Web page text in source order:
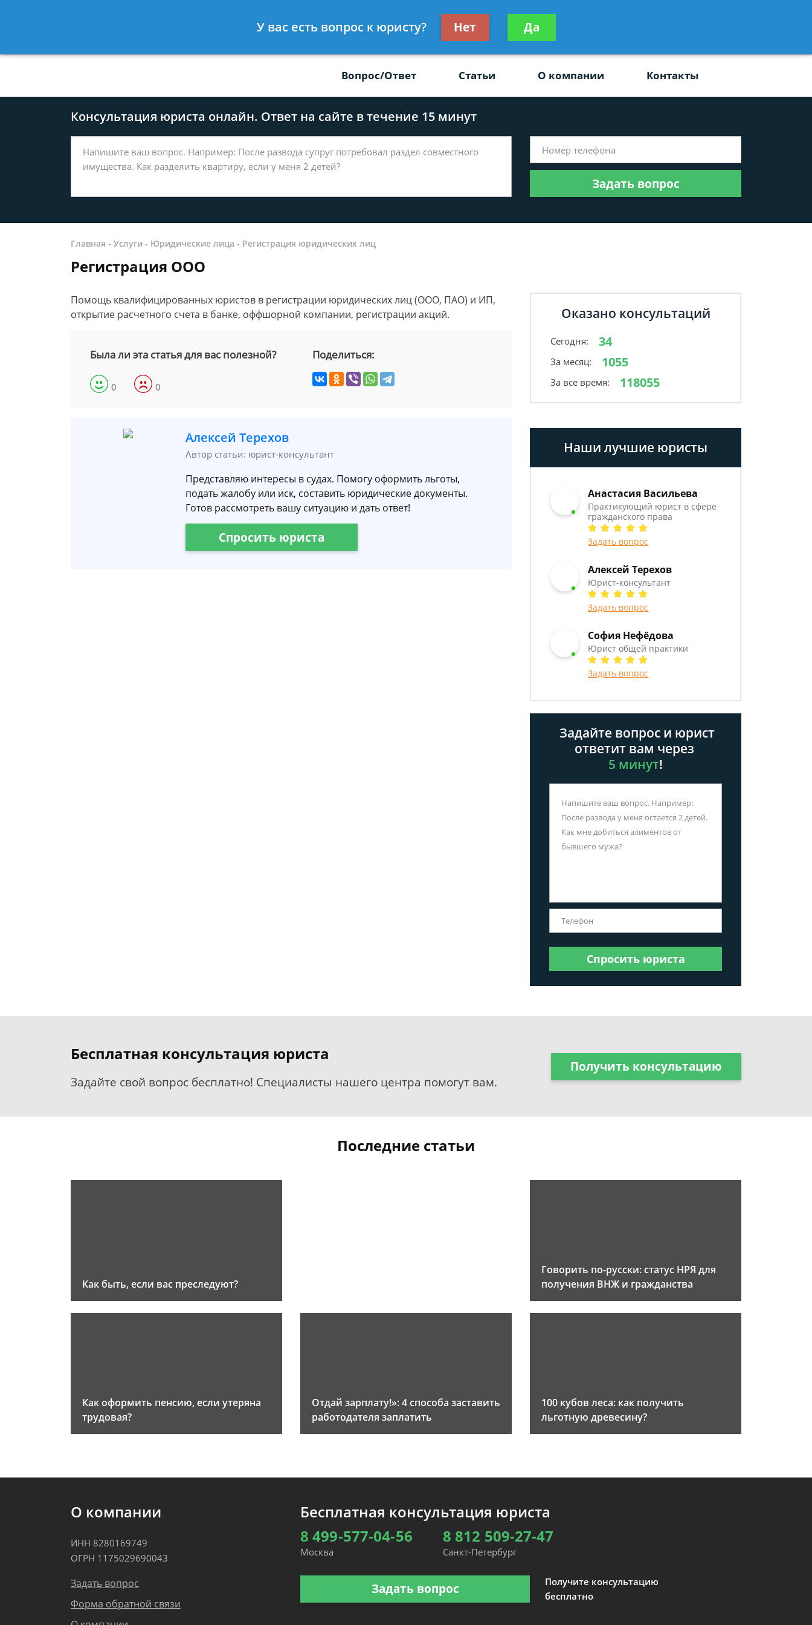
8 812 509-27-47
Получите консультацию
бесплатно
Вопрос/Ответ Статьи О компании Контакты
Консультация юриста онлайн. Ответ на сайте в течение 15 минут
Задать вопрос
Главная - Услуги - Юридические лица - Регистрация юридических лиц
Регистрация ООО
Помощь квалифицированных юристов в регистрации юридических лиц (ООО, ПАО) и ИП,
открытие расчетного счета в банке, оффшорной компании, регистрации акций.
Была ли эта статья для вас полезной?
0 0
Поделиться:
Алексей Терехов
Автор статьи: юрист-консультант
Представляю интересы в судах. Помогу оформить льготы,
подать жалобу или иск, составить юридические документы.
Готов рассмотреть вашу ситуацию и дать ответ!
Спросить юриста
Оказано консультаций
Сегодня: 34
За месяц: 1055
За все время: 118055
Наши лучшие юристы
Анастасия Васильева
Практикующий юрист в сфере
гражданского права
Задать вопрос
Алексей Терехов
Юрист-консультант
Задать вопрос
София Нефёдова
Юрист общей практики
Задать вопрос
Задайте вопрос и юрист
ответит вам через
5 минут!
Спросить юриста
Бесплатная консультация юриста
Задайте свой вопрос бесплатно! Специалисты нашего центра помогут вам.
Получить консультацию
Последние статьи
Как быть, если вас преследуют?
Говорить по-русски: статус НРЯ для
получения ВНЖ и гражданства
Как оформить пенсию, если утеряна
трудовая?
Отдай зарплату!»: 4 способа заставить
работодателя заплатить
100 кубов леса: как получить
льготную древесину?
О компании
ИНН 8280169749
ОГРН 1175029690043
Задать вопрос
Форма обратной связи
Бесплатная консультация юриста
8 499-577-04-56
Москва
8 812 509-27-47
Санкт-Петербург
Задать вопрос
Получите консультацию
бесплатно
У вас есть вопрос к юристу? Нет Да